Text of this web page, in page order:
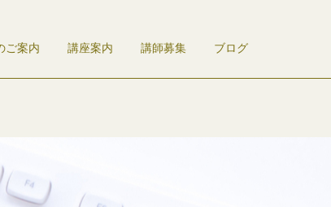
ご案内 講座案内 講師募集 ブログ